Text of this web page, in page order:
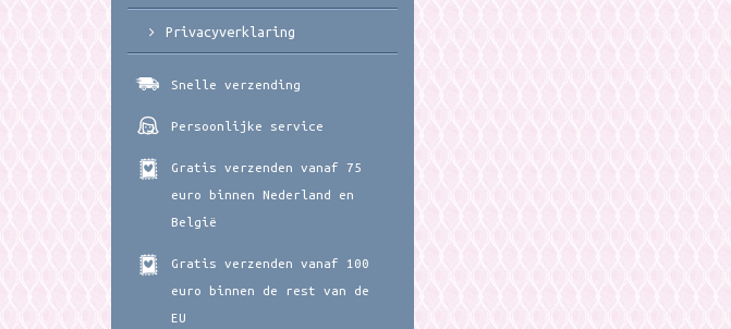
Privacyverklaring
Snelle verzending
Persoonlijke service
Gratis verzenden vanaf 75
euro binnen Nederland en
België
Gratis verzenden vanaf 100
euro binnen de rest van de
EU